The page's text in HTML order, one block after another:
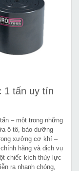
1 tấn uy tín
– một trong những
ô tô, bảo dưỡng
xưởng cơ khí –
hãng và dịch vụ
chiếc kích thủy lực
ra nhanh chóng,